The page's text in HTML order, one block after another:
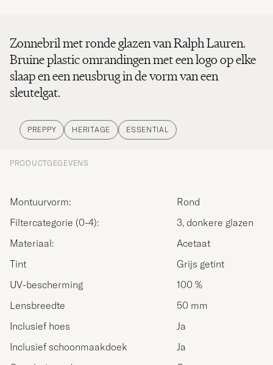
Zonnebril met ronde glazen van Ralph Lauren.
Bruine plastic omrandingen met een logo op elke
slaap en een neusbrug in de vorm van een
sleutelgat.
PREPPY HERITAGE ESSENTIAL
PRODUCTGEGEVENS
Montuurvorm:
Rond
Filtercategorie (0-4):
3, donkere glazen
Materiaal:
Acetaat
Tint
Grijs getint
UV-bescherming
100 %
Lensbreedte
50 mm
Inclusief hoes
Ja
Inclusief schoonmaakdoek
Ja